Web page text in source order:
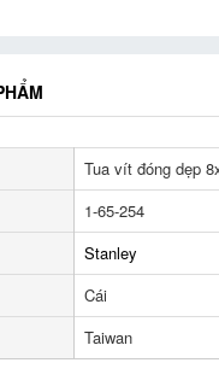
Tua vít đóng dẹp
1-65-254
Stanley
Cái
Taiwan